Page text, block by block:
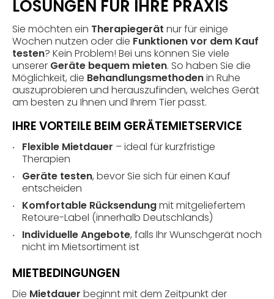
LÖSUNGEN FÜR IHRE PRAXIS
Sie möchten ein Therapiegerät nur für einige
Wochen nutzen oder die Funktionen vor dem Kauf
testen? Kein Problem! Bei uns können Sie viele
unserer Geräte bequem mieten. So haben Sie die
Möglichkeit, die Behandlungsmethodenin Ruhe
auszuprobieren und herauszufinden, welches Gerät
am besten zu Ihnen und Ihrem Tier passt.
IHRE VORTEILE BEIM GERÄTEMIETSERVICE
Flexible Mietdauer – ideal für kurzfristige
Therapien
Geräte testen, bevor Sie sich für einen Kauf
entscheiden
Komfortable Rücksendungmit mitgeliefertem
Retoure-Label (innerhalb Deutschlands)
Individuelle Angebote, falls Ihr Wunschgerät noch
nicht im Mietsortiment ist
MIETBEDINGUNGEN
Die Mietdauer beginnt mit dem Zeitpunkt der